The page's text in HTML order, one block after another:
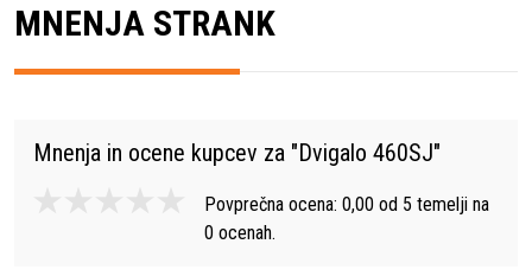
MNENJA STRANK
Mnenja in ocene kupcev za "Dvigalo 460SJ"
Povprečna ocena: 0,00 od 5 temelji na
0 ocenah.